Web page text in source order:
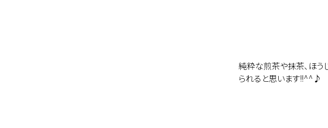
純粋な煎茶や抹茶､ほう
られると思います!!^^♪